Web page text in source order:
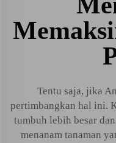
Tentu saja, jika
pertimbangkan hal ini.
tumbuh lebih besar
menanam tanaman